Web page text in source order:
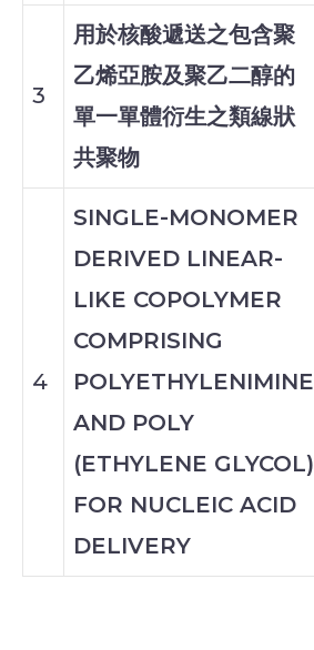
3
用於核酸遞送之包含聚
乙烯亞胺及聚乙二醇的
單一單體衍生之類線狀
共聚物
4
SINGLE-MONOMER
DERIVED LINEAR-
LIKE COPOLYMER
COMPRISING
POLYETHYLENIMINE
AND POLY
(ETHYLENE GLYCOL)
FOR NUCLEIC ACID
DELIVERY